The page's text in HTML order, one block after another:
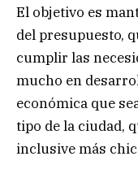
El objetivo es
del presupuesto,
cumplir las
mucho en
económica que
tipo de la ciudad,
inclusive más